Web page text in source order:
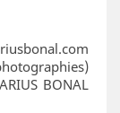
BONAL